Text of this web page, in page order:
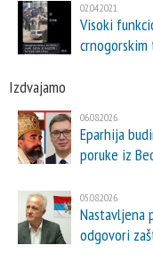
02.04.2021.
Visoki
crnogorskim
Izdvajamo
06.08.2026.
Eparhija
poruke iz
05.08.2026.
Nastavljena
odgovori